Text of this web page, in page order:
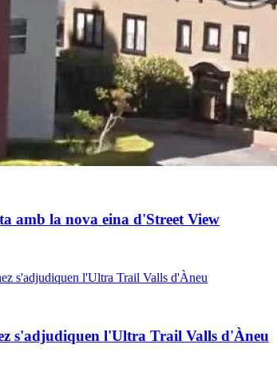
amb la nova eina d'Street View
s'adjudiquen l'Ultra Trail Valls d'Àneu